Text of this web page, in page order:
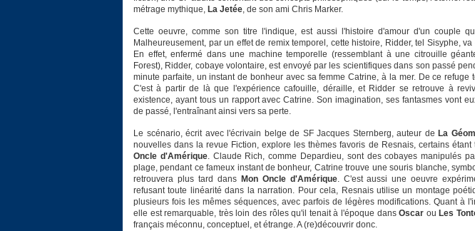
métrage mythique, La Jetée, de son ami Chris Marker.
Cette oeuvre, comme son titre l'indique, est aussi l'histoire d'amour d'un couple
Malheureusement, par un effet de remix temporel, cette histoire, Ridder, tel Sisyphe,
En effet, enfermé dans une machine temporelle (ressemblant à une citrouille
Forest), Ridder, cobaye volontaire, est envoyé par les scientifiques dans son passé
minute parfaite, un instant de bonheur avec sa femme Catrine, à la mer. De ce refuge
C'est à partir de là que l'expérience cafouille, déraille, et Ridder se retrouve à
existence, ayant tous un rapport avec Catrine. Son imagination, ses fantasmes vont
de passé, l'entraînant ainsi vers sa perte.
Le scénario, écrit avec l'écrivain belge de SF Jacques Sternberg, auteur de La
nouvelles dans la revue Fiction, explore les thèmes favoris de Resnais, certains étant
Oncle d'Amérique. Claude Rich, comme Depardieu, sont des cobayes manipulés
plage, pendant ce fameux instant de bonheur, Catrine trouve une souris blanche,
retrouvera plus tard dans Mon Oncle d'Amérique. C'est aussi une oeuvre
refusant toute linéarité dans la narration. Pour cela, Resnais utilise un montage
plusieurs fois les mêmes séquences, avec parfois de légères modifications. Quant à
elle est remarquable, très loin des rôles qu'il tenait à l'époque dansOscar ou Les
français méconnu, conceptuel, et étrange. A (re)découvrir donc.